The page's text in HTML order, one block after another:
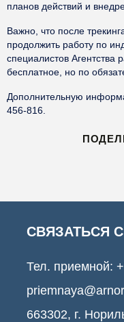
планов действий и
Важно, что после
продолжить работу по
специалистов Агентства
бесплатное, но по
Дополнительную
456-816.
СВЯЗАТЬСЯ
Тел. приемной:
663302, г.